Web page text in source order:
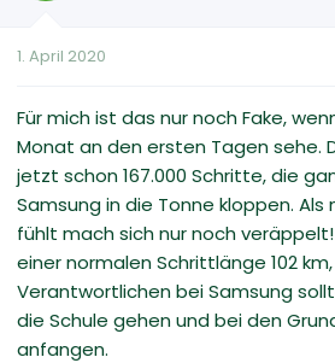
1. April 2020
Für mich ist das nur noch Fake,
Monat an den ersten Tagen sehe.
jetzt schon 167.000 Schritte, die
Samsung in die Tonne kloppen.
fühlt mach sich nur noch
einer normalen Schrittlänge 102
Verantwortlichen bei Samsung
die Schule gehen und bei den
anfangen.